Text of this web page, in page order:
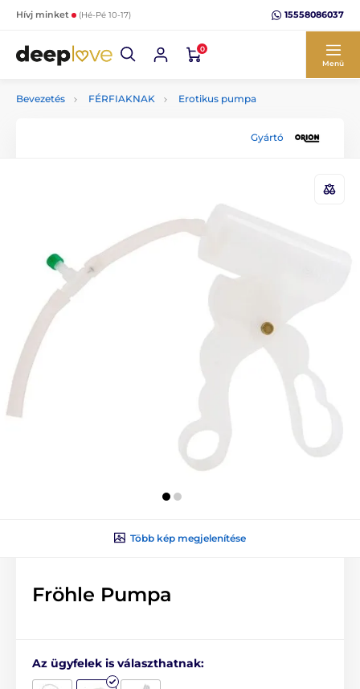
Hívj minket (Hé-Pé 10-17) 15558086037
0
Menü
Bevezetés FÉRFIAKNAK Erotikus pumpa
Gyártó
Több kép megjelenítése
Fröhle Pumpa
Az ügyfelek is választhatnak: